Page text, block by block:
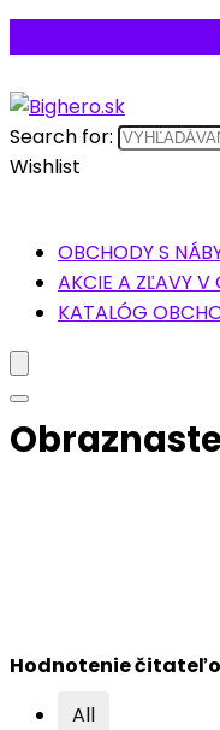
Search for:
Wishlist
OBCHODY S
AKCIE A ZĽAVY
KATALÓG
Hodnotenie
All